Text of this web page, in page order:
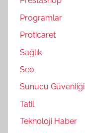
Programlar
Proticaret
Sağlık
Seo
Sunucu Güvenliği
Tatil
Teknoloji Haber